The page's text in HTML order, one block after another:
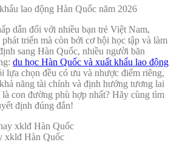
lao động Hàn Quốc năm 2026
dẫn đối với nhiều bạn trẻ Việt Nam,
triển mà còn bởi cơ hội học tập và làm
sang Hàn Quốc, nhiều người băn
du học Hàn Quốc và xuất khẩu lao động
chọn đều có ưu và nhược điểm riêng,
năng tài chính và định hướng tương lai
con đường phù hợp nhất? Hãy cùng tìm
định đúng đắn!
xklđ Hàn Quốc